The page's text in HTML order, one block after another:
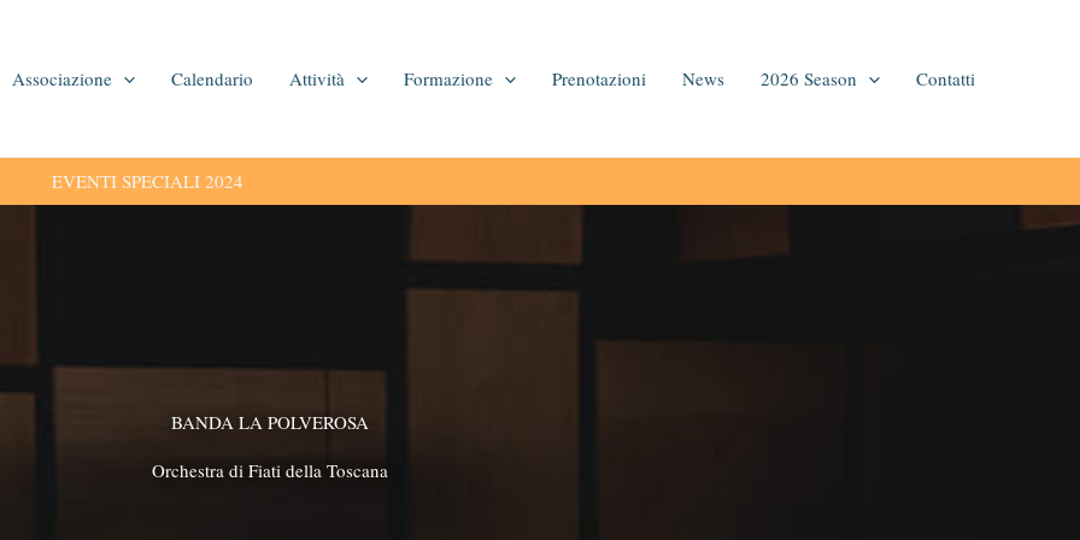
Associazione Calendario Attività Formazione Prenotazioni News 2026 Season Contatti
EVENTI SPECIALI 2024
BANDA LA POLVEROSA
Orchestra di Fiati della Toscana